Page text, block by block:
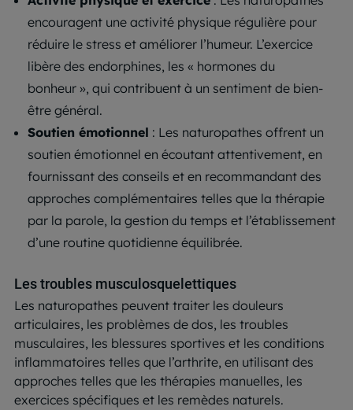
encouragent une activité physique régulière pour
réduire le stress et améliorer l’humeur. L’exercice
libère des endorphines, les « hormones du
bonheur », qui contribuent à un sentiment de bien-
être général.
Soutien émotionnel : Les naturopathes offrent un
soutien émotionnel en écoutant attentivement, en
fournissant des conseils et en recommandant des
approches complémentaires telles que la thérapie
par la parole, la gestion du temps et l’établissement
d’une routine quotidienne équilibrée.
Les troubles musculosquelettiques
Les naturopathes peuvent traiter les douleurs
articulaires, les problèmes de dos, les troubles
musculaires, les blessures sportives et les conditions
inflammatoires telles que l’arthrite, en utilisant des
approches telles que les thérapies manuelles, les
exercices spécifiques et les remèdes naturels.